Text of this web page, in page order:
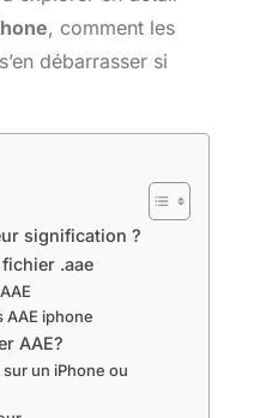
, comment les
débarrasser si
signification ?
.aae
AAE iphone
AAE?
un iPhone ou